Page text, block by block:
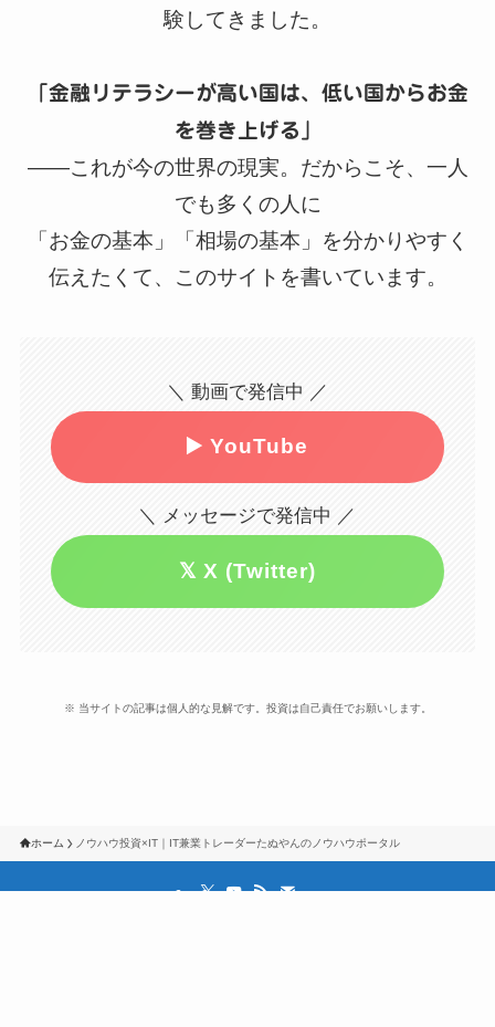
験してきました。
「金融リテラシーが高い国は、低い国からお金
を巻き上げる」
——これが今の世界の現実。だからこそ、一人
でも多くの人に
「お金の基本」「相場の基本」を分かりやすく
伝えたくて、このサイトを書いています。
＼ 動画で発信中 ／
▶️ YouTube
＼ メッセージで発信中 ／
𝕏 X (Twitter)
※ 当サイトの記事は個人的な見解です。投資は自己責任でお願いします。
ホーム ノウハウ投資×IT｜IT兼業トレーダーたぬやんのノウハウポータル